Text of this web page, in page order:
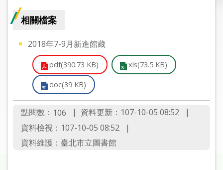
關
市
申
請
常
相關檔案
2018年7-9月新進館藏
pdf(390.73 KB) xls(73.5 KB)
doc(39 KB)
點閱數： 106
資料更新：107-10-05 08:52
資料檢視：107-10-05 08:52
資料維護：臺北市立圖書館